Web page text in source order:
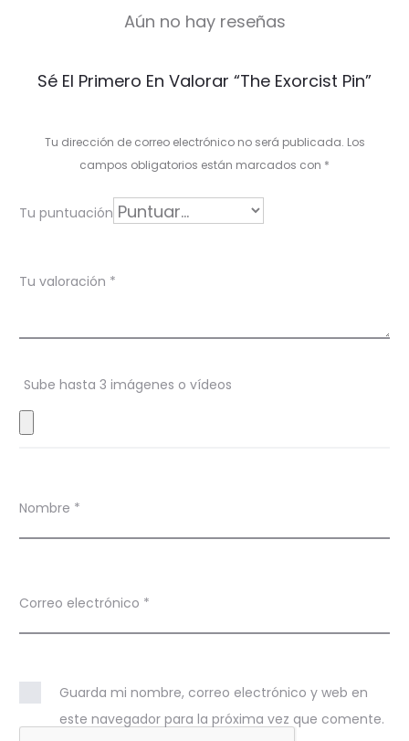
r
i
o
e
s
Aún no hay reseñas
Sé El Primero En Valorar “The Exorcist Pin”
Tu dirección de correo electrónico no será publicada. Los
campos obligatorios están marcados con *
Tu puntuación
Tu valoración *
Sube hasta 3 imágenes o vídeos
Nombre *
Correo electrónico *
Guarda mi nombre, correo electrónico y web en
este navegador para la próxima vez que comente.